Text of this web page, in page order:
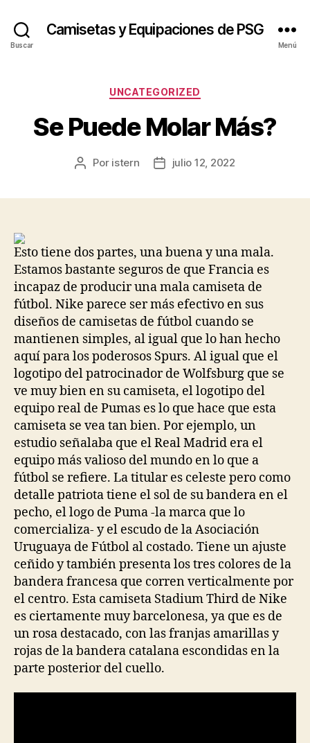
Buscar
Camisetas y Equipaciones de PSG
Menú
Categorías
UNCATEGORIZED
Se Puede Molar Más?
Autor
Por istern
Fechajulio 12, 2022
Esto tiene dos partes, una buena y una mala.
Estamos bastante seguros de que Francia es
incapaz de producir una mala camiseta de
fútbol. Nike parece ser más efectivo en sus
diseños de camisetas de fútbol cuando se
mantienen simples, al igual que lo han hecho
aquí para los poderosos Spurs. Al igual que el
logotipo del patrocinador de Wolfsburg que se
ve muy bien en su camiseta, el logotipo del
equipo real de Pumas es lo que hace que esta
camiseta se vea tan bien. Por ejemplo, un
estudio señalaba que el Real Madrid era el
equipo más valioso del mundo en lo que a
fútbol se refiere. La titular es celeste pero como
detalle patriota tiene el sol de su bandera en el
pecho, el logo de Puma -la marca que lo
comercializa- y el escudo de la Asociación
Uruguaya de Fútbol al costado. Tiene un ajuste
ceñido y también presenta los tres colores de la
bandera francesa que corren verticalmente por
el centro. Esta camiseta Stadium Third de Nike
es ciertamente muy barcelonesa, ya que es de
un rosa destacado, con las franjas amarillas y
rojas de la bandera catalana escondidas en la
parte posterior del cuello.